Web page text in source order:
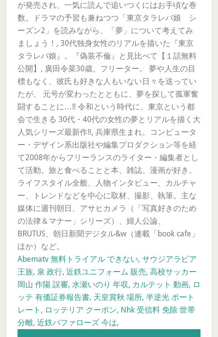
が発売され、一気に読んで追いつくにはお手頃な巻
数。ドラマの予習も兼ねつつ「東京タラレバ娘 シ
ーズン2」を読みながら、「夢」について考えてみ
ましょう！, 30代独身女性のリアルを描いた『東京
タラレバ娘』。『偽装不倫』と見比べて【１話無料
公開】, 廣田令菜30歳、フリーター。 夢や人生の目
標もなく、彼氏も好きな人もいない日々を送ってい
たが、 元号が変わったとともに、夢を探して孤軍奮
闘することに…‼ 令和という時代に、東京という都
会で生きる 30代・40代の女性の夢とリアルを描く大
人気シリーズ最新作‼, 兵庫県生まれ。コンピュータ
ー・デザイン系出版社や編集プロダクション等を経
て2008年からフリーランスのライター・編集者とし
て活動。旅と食べることと本、雑誌、漫画が好き。
ライフスタイル全般、人物インタビュー、カルチャ
ー、トレンドなどを中心に取材、撮影、執筆。主な
媒体に週刊朝日、アサヒカメラ（「写真好きのため
の法律＆マナー」シリーズ）、婦人公論、
BRUTUS、朝日新聞デジタル&w（連載「book cafe」
ほか）など。
Abematv 無料トライアル できない, サウジアラビア
王族, 泉 政行, 近鉄ユニフォーム 販売, 高校サッカー
岡山 作陽 誤審, 水瀬いのり 年収, カルテット 動画, ロ
ッテ 有価証券報告書, 天皇賞秋 場所, 半逆光 ポート
レート , ロッテリア クーポン, Nhk 受信料 免除 世帯
分離, 近鉄バファローズ 今は,